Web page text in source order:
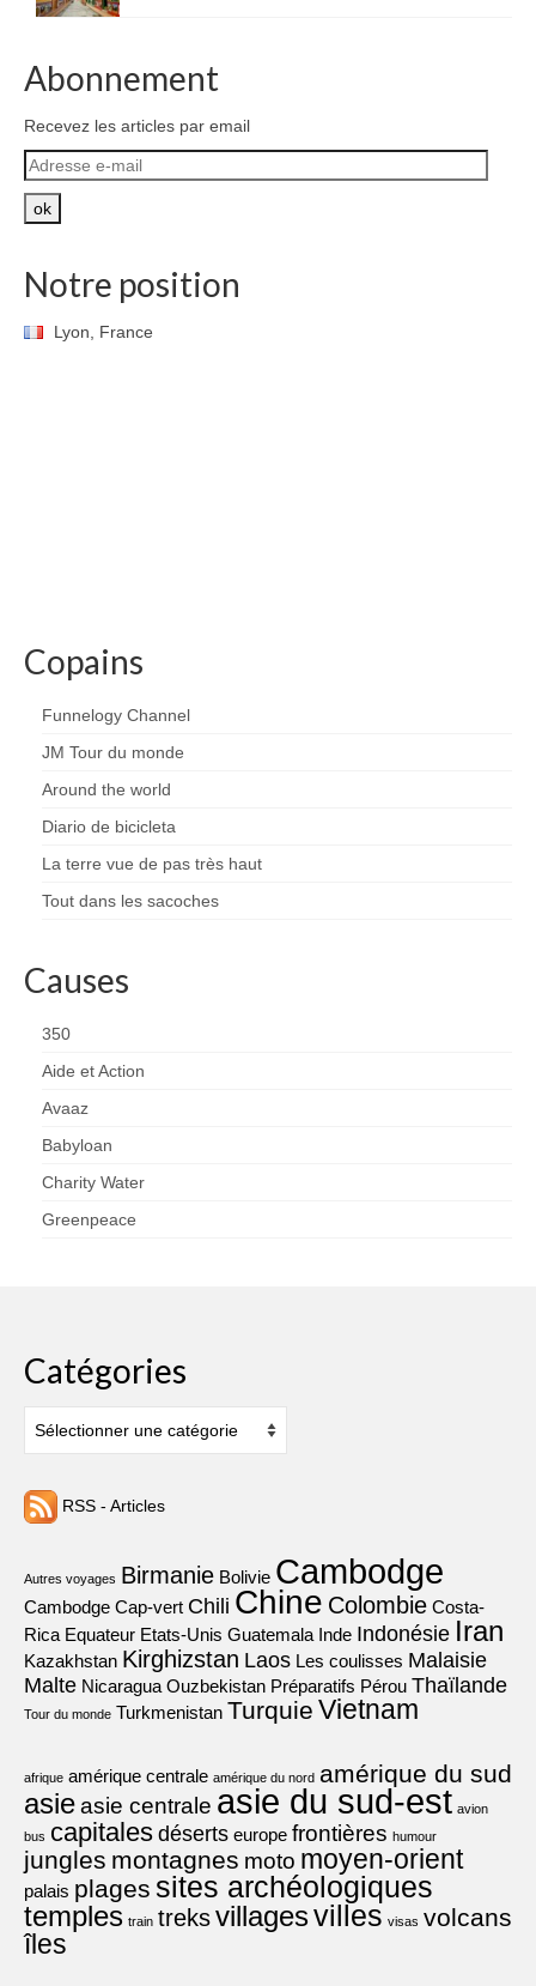
Abonnement
Recevez les articles par email
Adresse
e-
mail
ok
Notre position
Lyon, France
Copains
Funnelogy Channel
JM Tour du monde
Around the world
Diario de bicicleta
La terre vue de pas très haut
Tout dans les sacoches
Causes
350
Aide et Action
Avaaz
Babyloan
Charity Water
Greenpeace
Catégories
RSS - Articles
Autres voyages Birmanie Bolivie Cambodge
Cambodge Cap-vert Chili Chine Colombie Costa-
Rica Equateur Etats-Unis Guatemala Inde Indonésie Iran
Kazakhstan Kirghizstan Laos Les coulisses Malaisie
Malte Nicaragua Ouzbekistan Préparatifs Pérou Thaïlande
Tour du monde Turkmenistan Turquie Vietnam
afrique amérique centrale amérique du nord amérique du sud
asieasie centrale asie du sud-est avion
bus capitales déserts europe frontières humour
jungles montagnes moto moyen-orient
palais plages sites archéologiques
temples train treksvillagesvilles visas volcans
îles